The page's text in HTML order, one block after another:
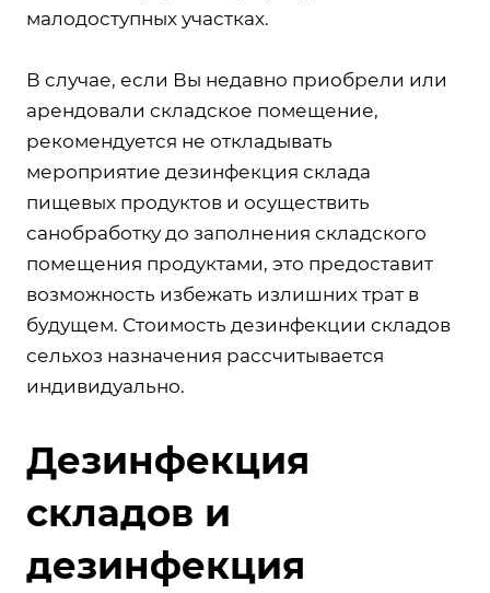
малодоступных участках.
В случае, если Вы недавно приобрели или
арендовали складское помещение,
рекомендуется не откладывать
мероприятие дезинфекция склада
пищевых продуктов и осуществить
санобработку до заполнения складского
помещения продуктами, это предоставит
возможность избежать излишних трат в
будущем. Стоимость дезинфекции складов
сельхоз назначения рассчитывается
индивидуально.
Дезинфекция
складов и
дезинфекция